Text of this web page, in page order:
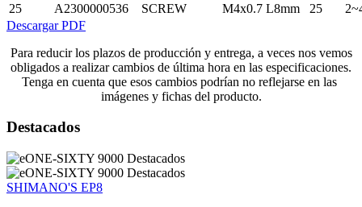
25 A2300000536 SCREW M4x0.7 L8mm 25
Descargar PDF
Para reducir los plazos de producción y entrega, a veces nos vemos
obligados a realizar cambios de última hora en las especificaciones.
Tenga en cuenta que esos cambios podrían no reflejarse en las
imágenes y fichas del producto.
Destacados
SHIMANO'S EP8